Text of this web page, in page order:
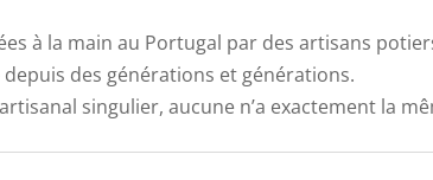
à la main au Portugal par des artisans
des générations et générations.
singulier, aucune n’a exactement la